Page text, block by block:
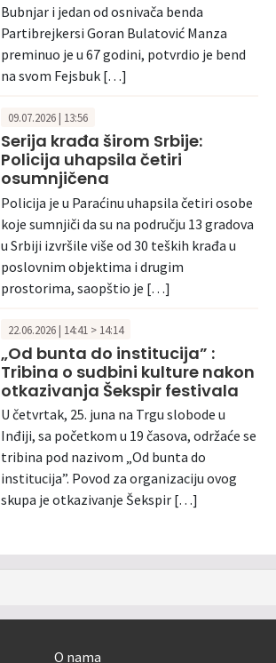
Bubnjar i jedan od osnivača benda
Partibrejkersi Goran Bulatović Manza
preminuo je u 67 godini, potvrdio je bend
na svom Fejsbuk […]
09.07.2026 | 13:56
Serija krađa širom Srbije:
Policija uhapsila četiri
osumnjičena
Policija je u Paraćinu uhapsila četiri osobe
koje sumnjiči da su na području 13 gradova
u Srbiji izvršile više od 30 teških krađa u
poslovnim objektima i drugim
prostorima, saopštio je […]
22.06.2026 | 14:41 > 14:14
„Od bunta do institucija” :
Tribina o sudbini kulture nakon
otkazivanja Šekspir festivala
U četvrtak, 25. juna na Trgu slobode u
Inđiji, sa početkom u 19 časova, održaće se
tribina pod nazivom „Od bunta do
institucija”. Povod za organizaciju ovog
skupa je otkazivanje Šekspir […]
O nama